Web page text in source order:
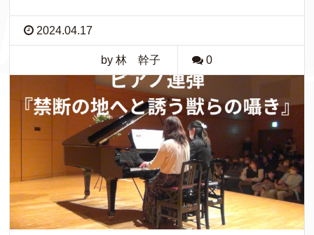
2024.04.17
by 林 幹子 0